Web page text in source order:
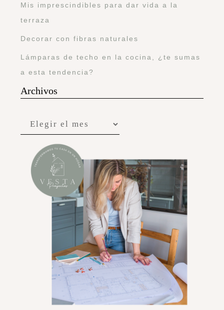
Mis imprescindibles para dar vida a la
terraza
Decorar con fibras naturales
Lámparas de techo en la cocina, ¿te sumas
a esta tendencia?
Archivos